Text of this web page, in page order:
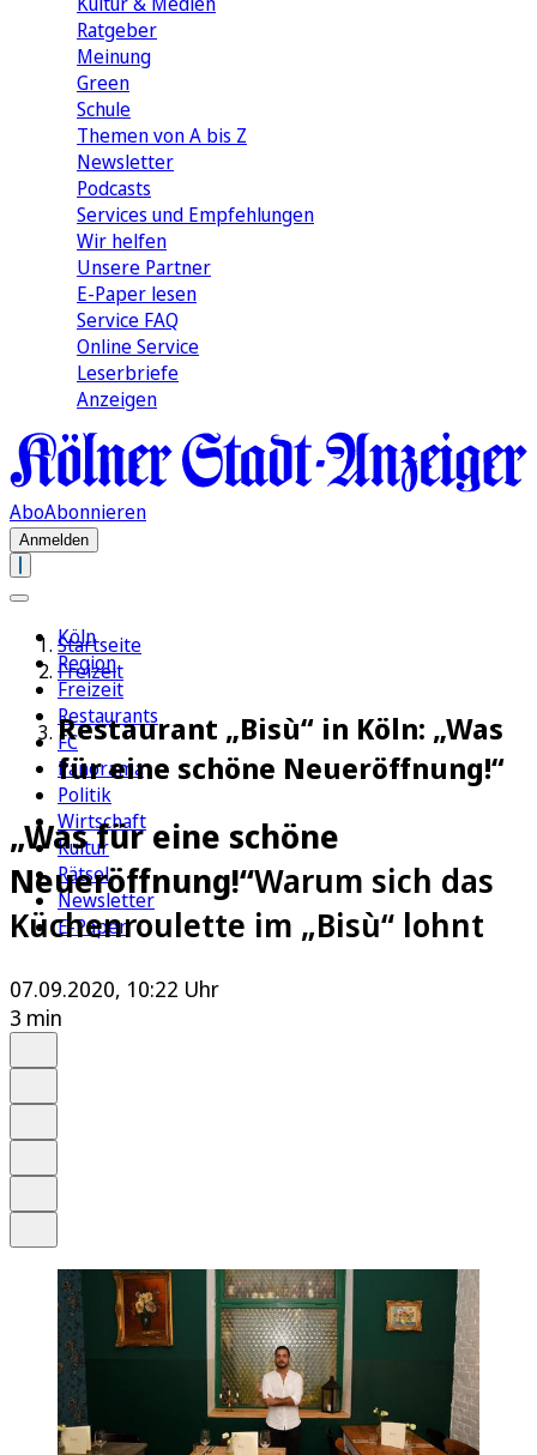
Ratgeber
Meinung
Green
Schule
Themen von A bis Z
Newsletter
Podcasts
Services und Empfehlungen
Wir helfen
Unsere Partner
E-Paper lesen
Service FAQ
Online Service
Leserbriefe
Anzeigen
AboAbonnieren
Anmelden
Köln
Region
Freizeit
Restaurants
FC
Panorama
Politik
Wirtschaft
Kultur
Rätsel
Newsletter
E-Paper
Startseite
Freizeit
Restaurant „Bisù“ in Köln: „Was
für eine schöne Neueröffnung!“
„Was für eine schöne
Neueröffnung!“Warum sich das
Küchenroulette im „Bisù“ lohnt
07.09.2020, 10:22 Uhr
3 min